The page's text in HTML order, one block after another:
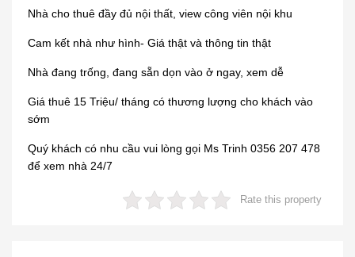
Nhà cho thuê đầy đủ nội thất, view công viên nội khu
Cam kết nhà như hình- Giá thật và thông tin thật
Nhà đang trống, đang sẵn dọn vào ở ngay, xem dễ
Giá thuê 15 Triệu/ tháng có thương lượng cho khách vào
sớm
Quý khách có nhu cầu vui lòng gọi Ms Trinh 0356 207 478
để xem nhà 24/7
Rate this property